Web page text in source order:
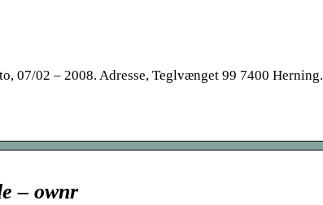
07/02 – 2008. Adresse, Teglvænget 99 7400 Herning.
– ownr